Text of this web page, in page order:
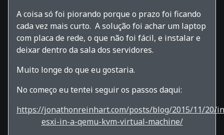
A coisa só foi piorando porque o prazo foi ficando
cada vez mais curto. A solução foi achar um laptop
com placa de rede, o que não foi fácil, e instalar e
deixar dentro da sala dos servidores.
Muito longe do que eu gostaria.
No começo eu tentei seguir os passos daqui:
https://jonathonreinhart.com/posts/blog/2015/11/20/
esxi-in-a-qemu-kvm-virtual-machine/